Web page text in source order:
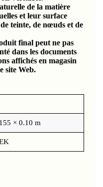
de la matière
et leur surface
teinte, de nœuds et de
final peut ne pas
dans les documents
affichés en magasin
site Web.
× 0.10 m